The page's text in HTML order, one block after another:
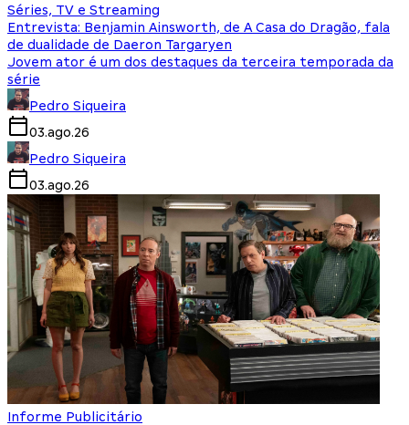
Séries, TV e Streaming
Entrevista: Benjamin Ainsworth, de A Casa do Dragão, fala
de dualidade de Daeron Targaryen
Jovem ator é um dos destaques da terceira temporada da
série
Pedro Siqueira
03.ago.26
Pedro Siqueira
03.ago.26
Informe Publicitário